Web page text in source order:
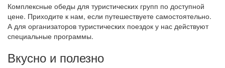
Комплексные обеды для туристических групп по доступной
цене. Приходите к нам, если путешествуете самостоятельно.
А для организаторов туристических поездок у нас действуют
специальные программы.
Вкусно и полезно